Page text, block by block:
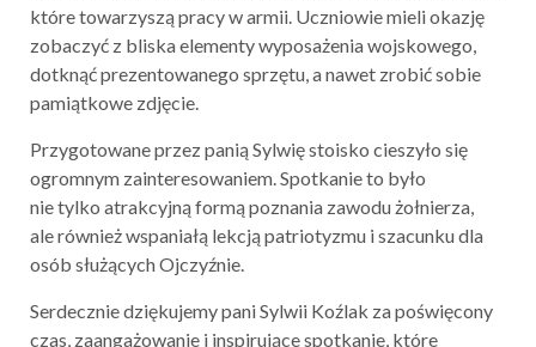
które towarzyszą pracy w armii. Uczniowie mieli okazję
zobaczyć z bliska elementy wyposażenia wojskowego,
dotknąć prezentowanego sprzętu, a nawet zrobić sobie
pamiątkowe zdjęcie.
Przygotowane przez panią Sylwię stoisko cieszyło się
ogromnym zainteresowaniem. Spotkanie to było
nie tylko atrakcyjną formą poznania zawodu żołnierza,
ale również wspaniałą lekcją patriotyzmu i szacunku dla
osób służących Ojczyźnie.
Serdecznie dziękujemy pani Sylwii Koźlak za poświęcony
czas, zaangażowanie i inspirujące spotkanie, które